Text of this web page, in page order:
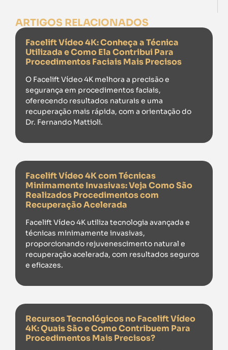
ARTIGOS RELACIONADOS
Facelift Vídeo 4K: Conheça a Técnica
Utilizada e Como Ela Contribui Para
Procedimentos Faciais Mais Precisos
O Facelift Vídeo 4K melhora a precisão e
segurança em procedimentos faciais,
oferecendo resultados naturais e uma
recuperação mais rápida, com a orientação do
Dr. Fernando Mattioli.
Facelift Vídeo 4K com Técnicas
Minimamente Invasivas: Veja Como São
Realizados Procedimentos com
Recuperação Acelerada
Facelift Vídeo 4K utiliza tecnologia avançada e
técnicas minimamente invasivas,
proporcionando rejuvenescimento natural e
recuperação acelerada, com resultados seguros
e eficazes.
Recursos Tecnológicos no Facelift Vídeo
4K: Quais São e Como Contribuem Para
Procedimentos Mais Precisos?